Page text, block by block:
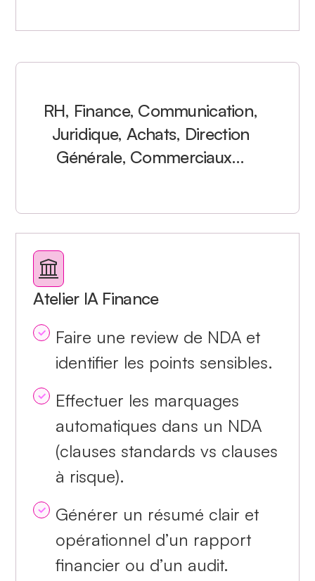
RH, Finance, Communication,
Juridique, Achats, Direction
Générale, Commerciaux…
Atelier IA Finance
Faire une review de NDA et
identifier les points sensibles.
Effectuer les marquages
automatiques dans un NDA
(clauses standards vs clauses
à risque).
Générer un résumé clair et
opérationnel d’un rapport
financier ou d’un audit.